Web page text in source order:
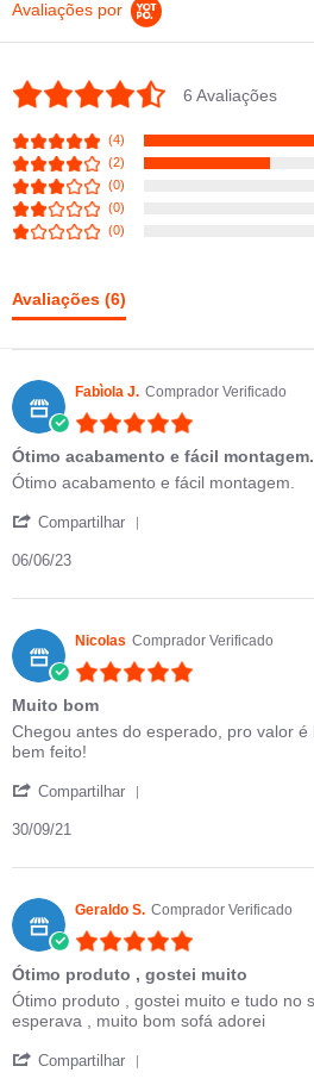
Avaliações por
4.7 star rating
6 Avaliações
(4)
(2)
(0)
(0)
(0)
Avaliações (6)
Fabìola J. Comprador Verificado
Ótimo acabamento e fácil montagem.
Review by Fabìola J. on 6 Jun 2023
review stating Ótimo acabamento e fácil
Ótimo acabamento e fácil montagem.
Compartilhar
06/06/23
Nicolas Comprador Verificado
Muito bom
Review by Nicolas on 30 Sep 2021
review stating Muito bom
Chegou antes do esperado, pro valor
bem feito!
Compartilhar
30/09/21
Geraldo S. Comprador Verificado
Ótimo produto , gostei muito
Review by Geraldo S. on 17 Jul 2021
review stating Ótimo produto , gostei
Ótimo produto , gostei muito e tudo no
esperava , muito bom sofá adorei
Compartilhar